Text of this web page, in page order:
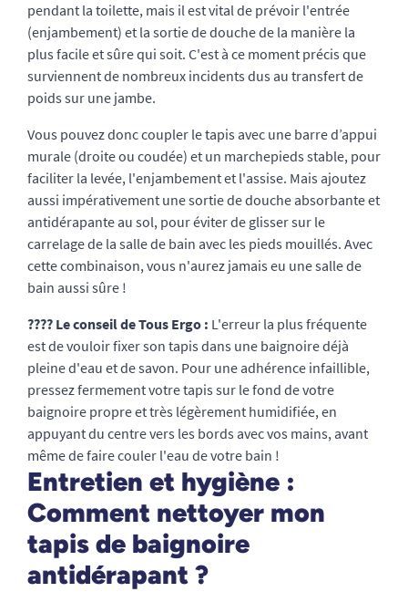
pendant la toilette, mais il est vital de prévoir l'entrée
(enjambement) et la sortie de douche de la manière la
plus facile et sûre qui soit. C'est à ce moment précis que
surviennent de nombreux incidents dus au transfert de
poids sur une jambe.
Vous pouvez donc coupler le tapis avec une barre d’appui
murale (droite ou coudée) et un marchepieds stable, pour
faciliter la levée, l'enjambement et l'assise. Mais ajoutez
aussi impérativement une sortie de douche absorbante et
antidérapante au sol, pour éviter de glisser sur le
carrelage de la salle de bain avec les pieds mouillés. Avec
cette combinaison, vous n'aurez jamais eu une salle de
bain aussi sûre !
???? Le conseil de Tous Ergo : L'erreur la plus fréquente
est de vouloir fixer son tapis dans une baignoire déjà
pleine d'eau et de savon. Pour une adhérence infaillible,
pressez fermement votre tapis sur le fond de votre
baignoire propre et très légèrement humidifiée, en
appuyant du centre vers les bords avec vos mains, avant
même de faire couler l'eau de votre bain !
Entretien et hygiène :
Comment nettoyer mon
tapis de baignoire
antidérapant ?